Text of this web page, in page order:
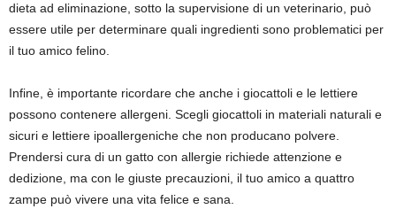
dieta ad eliminazione, sotto la supervisione di un veterinario, può
essere utile per determinare quali ingredienti sono problematici per
il tuo amico felino.
Infine, è importante ricordare che anche i giocattoli e le lettiere
possono contenere allergeni. Scegli giocattoli in materiali naturali e
sicuri e lettiere ipoallergeniche che non producano polvere.
Prendersi cura di un gatto con allergie richiede attenzione e
dedizione, ma con le giuste precauzioni, il tuo amico a quattro
zampe può vivere una vita felice e sana.